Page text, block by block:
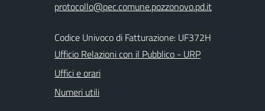
Codice Univoco di Fatturazione: UF372H
Ufficio Relazioni con il Pubblico - URP
Uffici e orari
Numeri utili